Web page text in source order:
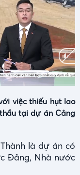
việc thiếu hụt lao
tại dự án Cảng
là dự án có
Đảng, Nhà nước